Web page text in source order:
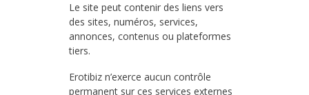
Le site peut contenir des liens vers
des sites, numéros, services,
annonces, contenus ou plateformes
tiers.
Erotibiz n’exerce aucun contrôle
permanent sur ces services externes